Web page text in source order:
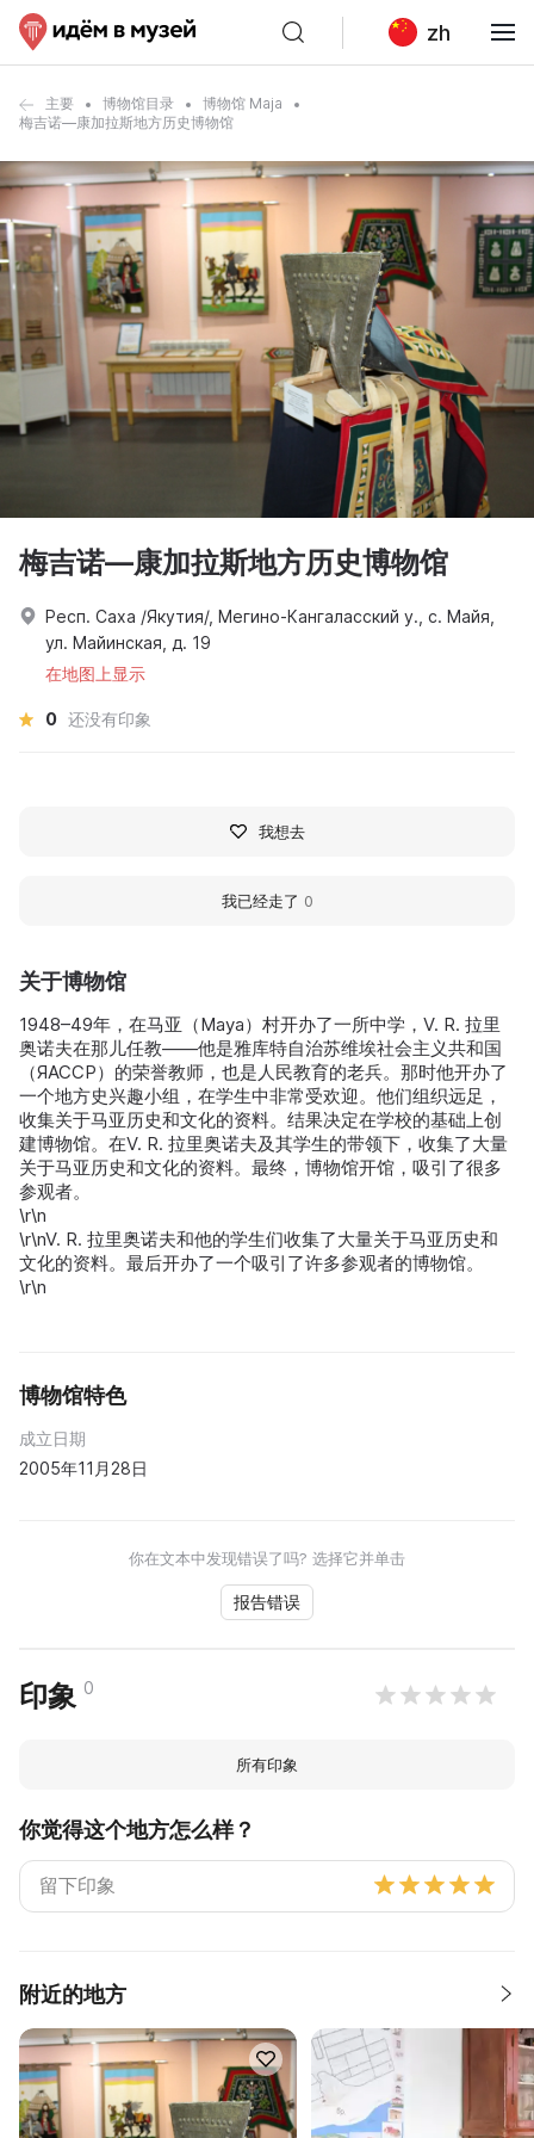
zh
主要 博物馆目录
博物馆 Maja
梅吉诺—康加拉斯地方历史博物馆
关于博物馆
1948–49年，在马亚（Maya）村开办了一所中学，V. R. 拉里
奥诺夫在那儿任教——他是雅库特自治苏维埃社会主义共和国
（ЯАССР）的荣誉教师，也是人民教育的老兵。那时他开办了
一个地方史兴趣小组，在学生中非常受欢迎。他们组织远足，
收集关于马亚历史和文化的资料。结果决定在学校的基础上创
建博物馆。在V. R. 拉里奥诺夫及其学生的带领下，收集了大量
关于马亚历史和文化的资料。最终，博物馆开馆，吸引了很多
参观者。
\r\n
\r\nV. R. 拉里奥诺夫和他的学生们收集了大量关于马亚历史和
文化的资料。最后开办了一个吸引了许多参观者的博物馆。
\r\n
博物馆特色
成立日期
2005年11月28日
你在文本中发现错误了吗? 选择它并单击
报告错误
印象 0
所有印象
你觉得这个地方怎么样？
附近的地方
梅吉诺—康加拉斯地方历史博物馆
Респ. Саха /Якутия/, Мегино-Кангаласский у., с. Майя,
ул. Майинская, д. 19
在地图上显示
0 还没有印象
我想去
我已经走了 0